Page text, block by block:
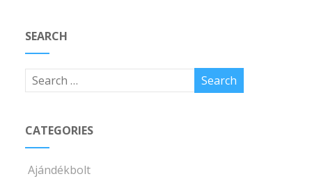
SEARCH
CATEGORIES
Ajándékbolt